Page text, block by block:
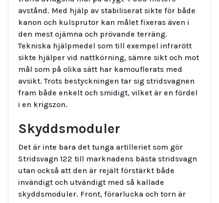
avstånd. Med hjälp av stabiliserat sikte för både
kanon och kulsprutor kan målet fixeras även i
den mest ojämna och prövande terräng.
Tekniska hjälpmedel som till exempel infrarött
sikte hjälper vid nattkörning, sämre sikt och mot
mål som på olika sätt har kamouflerats med
avsikt. Trots bestyckningen tar sig stridsvagnen
fram både enkelt och smidigt, vilket är en fördel
i en krigszon.
Skyddsmoduler
Det är inte bara det tunga artilleriet som gör
Stridsvagn 122 till marknadens bästa stridsvagn
utan också att den är rejält förstärkt både
invändigt och utvändigt med så kallade
skyddsmoduler. Front, förarlucka och torn är